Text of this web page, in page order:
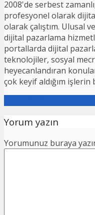
2008'de serbest
profesyonel olarak
olarak çalıştım. Ulusal
dijital pazarlama
portallarda dijital
teknolojiler, sosyal
heyecanlandıran
çok keyif aldığım işlerin
Yorum yazın
Yorumunuz buraya